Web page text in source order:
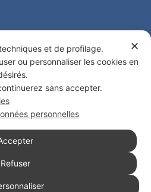
4 00187 Rome (IT)
✕
et de profilage.
ou personnaliser les cookies en
sans accepter.
personnelles
Refuser